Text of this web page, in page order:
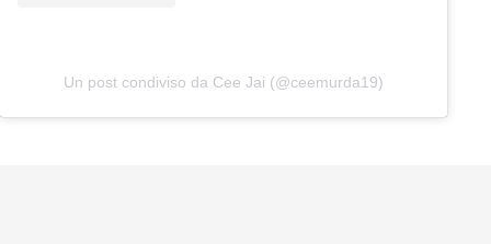
Un post condiviso da Cee Jai (@ceemurda19)